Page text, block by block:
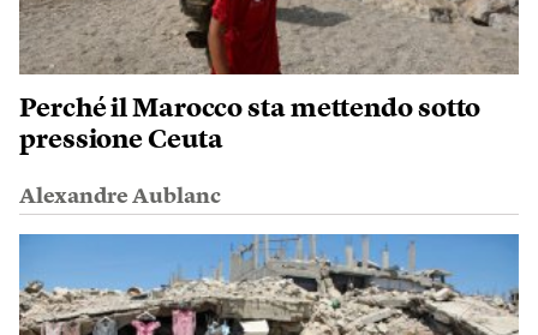
Perché il Marocco sta mettendo sotto
pressione Ceuta
Alexandre Aublanc